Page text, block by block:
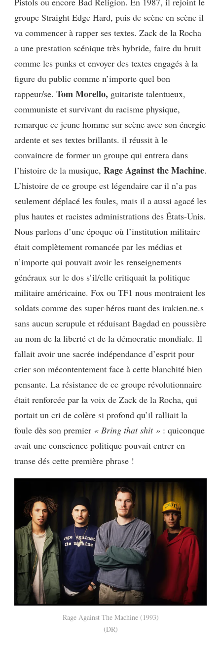
groupe Straight Edge Hard, puis de scène en scène il
va commencer à rapper ses textes. Zack de la Rocha
a une prestation scénique très hybride, faire du bruit
comme les punks et envoyer des textes engagés à la
figure du public comme n’importe quel bon
rappeur/se. Tom Morello, guitariste talentueux,
communiste et survivant du racisme physique,
remarque ce jeune homme sur scène avec son énergie
ardente et ses textes brillants. il réussit à le
convaincre de former un groupe qui entrera dans
l’histoire de la musique, Rage Against the Machine.
L’histoire de ce groupe est légendaire car il n’a pas
seulement déplacé les foules, mais il a aussi agacé les
plus hautes et racistes administrations des États-Unis.
Nous parlons d’une époque où l’institution militaire
était complètement romancée par les médias et
n’importe qui pouvait avoir les renseignements
généraux sur le dos s’il/elle critiquait la politique
militaire américaine. Fox ou TF1 nous montraient les
soldats comme des super-héros tuant des irakien.ne.s
sans aucun scrupule et réduisant Bagdad en poussière
au nom de la liberté et de la démocratie mondiale. Il
fallait avoir une sacrée indépendance d’esprit pour
crier son mécontentement face à cette blanchité bien
pensante. La résistance de ce groupe révolutionnaire
était renforcée par la voix de Zack de la Rocha, qui
portait un cri de colère si profond qu’il ralliait la
foule dès son premier « Bring that shit » : quiconque
avait une conscience politique pouvait entrer en
transe dés cette première phrase !
Rage Against The Machine (1993)
(DR)